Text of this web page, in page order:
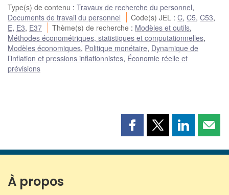
Type(s) de contenu : Travaux de recherche du personnel,
Documents de travail du personnel
Code(s) JEL :C,C5,C53,
E, E3, E37 Thème(s) de recherche : Modèles et outils,
Méthodes économétriques, statistiques et computationnelles,
Modèles économiques, Politique monétaire, Dynamique de
l’inflation et pressions inflationnistes, Économie réelle et
prévisions
Partager
page
Partager
page
Partager
page page
À propos